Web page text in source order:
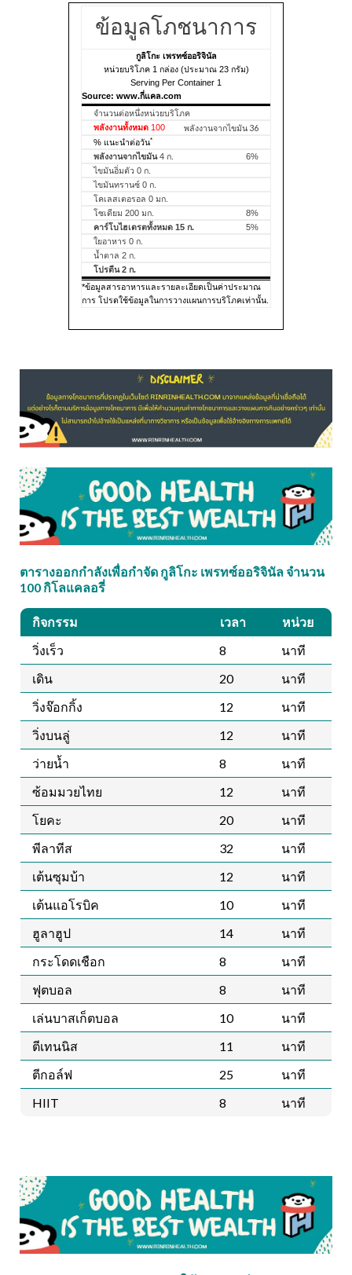
ข้อมูลโภชนาการ
กูลิโกะ เพรทซ์ออริจินัล
หน่วยบริโภค 1 กล่อง (ประมาณ 23 กรัม)
Serving Per Container 1
Source: www.กี่แคล.com
จำนวนต่อหนึ่งหน่วยบริโภค
พลังงานทั้งหมด 100 พลังงานจากไขมัน 36
% แนะนำต่อวัน*
พลังงานจากไขมัน4 ก.
6%
ไขมันอิ่มตัว 0 ก.
ไขมันทรานซ์ 0 ก.
โคเลสเตอรอล 0 มก.
โซเดียม 200 มก.
8%
คาร์โบไฮเดรตทั้งหมด 15 ก.
5%
ใยอาหาร 0 ก.
น้ำตาล 2 ก.
โปรตีน 2 ก.
*ข้อมูลสารอาหารและรายละเอียดเป็นค่าประมาณ
การ โปรดใช้ข้อมูลในการวางแผนการบริโภคเท่านั้น.
ตารางออกกำลังเพื่อกำจัด กูลิโกะ เพรทซ์ออริจินัล จำนวน
100 กิโลแคลอรี่
กิจกรรม เวลา
หน่วย
วิ่งเร็ว
8
นาที
เดิน
20
นาที
วิ่งจ๊อกกิ้ง
12
นาที
วิ่งบนลู่
12
นาที
ว่ายน้ำ
8
นาที
ซ้อมมวยไทย
12
นาที
โยคะ
20
นาที
พีลาทีส
32
นาที
เต้นซุมบ้า
12
นาที
เต้นแอโรบิค
10
นาที
ฮูลาฮูป
14
นาที
กระโดดเชือก
8
นาที
ฟุตบอล
8
นาที
เล่นบาสเก็ตบอล
10
นาที
ตีเทนนิส
11
นาที
ตีกอล์ฟ
25
นาที
HIIT
8 นาที